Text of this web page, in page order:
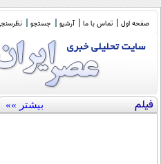
صفحه اول تماس با ما آرشیو جستجو
فیلم بیشتر »»